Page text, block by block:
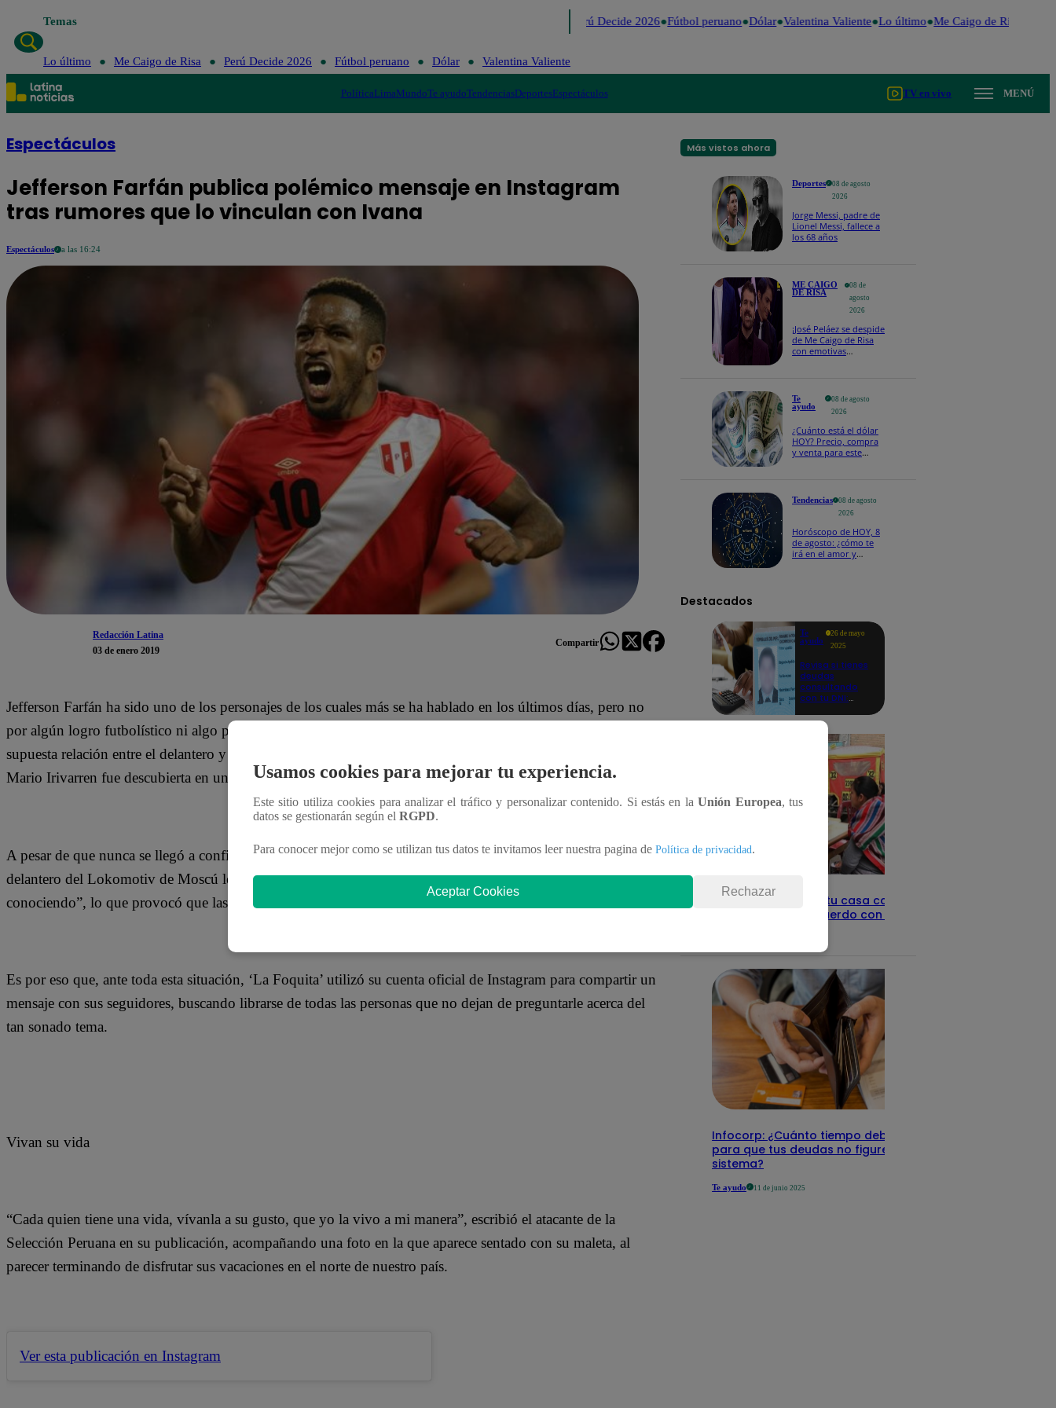
Temas Perú Decide 2026 Fútbol peruano Dólar Valentina Valiente Lo último Me Caigo de Risa
Lo último Me Caigo de Risa Perú Decide 2026 Fútbol peruano Dólar Valentina Valiente
PolíticaLimaMundoTe ayudoTendenciasDeportesEspectáculos TV en vivo MENÚ
Espectáculos
Jefferson Farfán publica polémico mensaje en Instagram
tras rumores que lo vinculan con Ivana
Espectáculos a las 16:24
Redacción Latina
03 de enero 2019
Compartir
Jefferson Farfán ha sido uno de los personajes de los cuales más se ha hablado en los últimos días, pero no
por algún logro futbolístico ni algo parecido, sino por la gran cantidad de rumores que señalaban una
supuesta relación entre el delantero y la modelo Ivana Yturbe, quien a pocos días de terminar su romance con
Mario Irivarren fue descubierta en una fiesta junto al jugador.
A pesar de que nunca se llegó a confirmar si ellos realmente estaban iniciando una relación amorosa, el
delantero del Lokomotiv de Moscú le reveló a Rodrigo González a través de un mensaje que “Se están
conociendo”, lo que provocó que las especulaciones aumentaran de forma exagerada.
Es por eso que, ante toda esta situación, ‘La Foquita’ utilizó su cuenta oficial de Instagram para compartir un
mensaje con sus seguidores, buscando librarse de todas las personas que no dejan de preguntarle acerca del
tan sonado tema.
Vivan su vida
“Cada quien tiene una vida, vívanla a su gusto, que yo la vivo a mi manera”, escribió el atacante de la
Selección Peruana en su publicación, acompañando una foto en la que aparece sentado con su maleta, al
parecer terminando de disfrutar sus vacaciones en el norte de nuestro país.
Ver esta publicación en Instagram
Más vistos ahora
Deportes
08 de agosto
2026
Jorge Messi, padre de
Lionel Messi, fallece a
los 68 años
ME CAIGO
DE RISA
08 de
agosto
2026
¡José Peláez se despide
de Me Caigo de Risa
con emotivas
Te
ayudo
08 de agosto
2026
¿Cuánto está el dólar
HOY? Precio, compra
y venta para este
Tendencias
08 de agosto
2026
Horóscopo de HOY, 8
de agosto: ¿cómo te
irá en el amor y
Destacados
Te
ayudo
26 de mayo
2025
Revisa si tienes
deudas
consultando
con tu DNI:
detalles
Revisa con tu DNI si tu casa califica
como pobre, de acuerdo con el Sisfoh
Infocorp: ¿Cuánto tiempo debe pasar
para que tus deudas no figuren en su
sistema?
Te ayudo 11 de junio 2025
Usamos cookies para mejorar tu experiencia.
Este sitio utiliza cookies para analizar el tráfico y personalizar contenido. Si estás en laUnión Europea, tus
datos se gestionarán según el RGPD.
Para conocer mejor como se utilizan tus datos te invitamos leer nuestra pagina de Política de privacidad.
Aceptar Cookies Rechazar